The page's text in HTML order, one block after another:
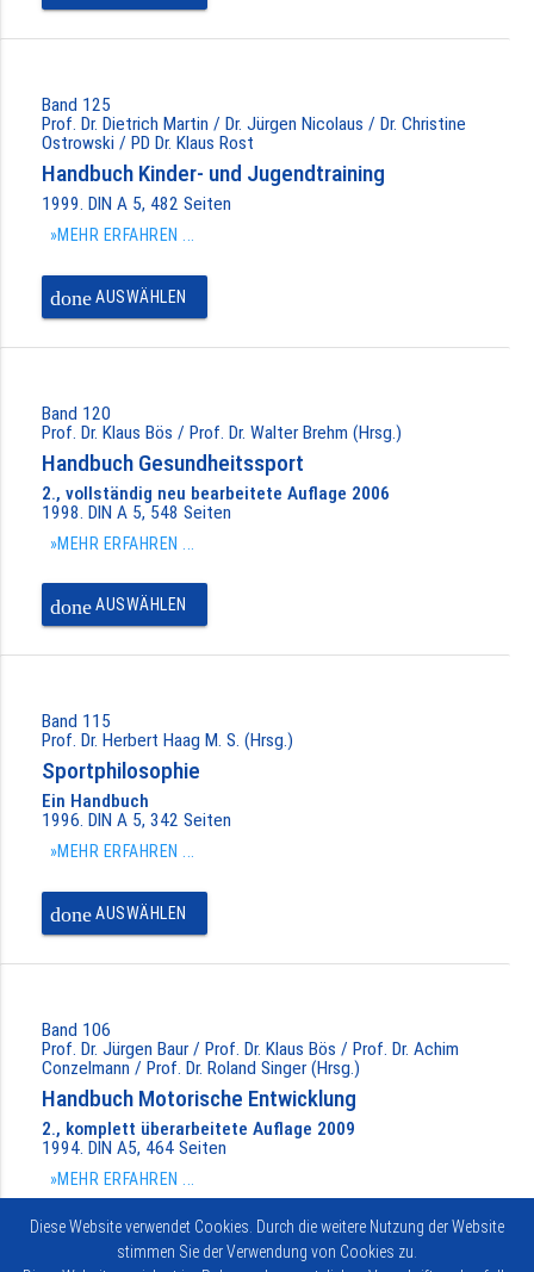
Band 125
Prof. Dr. Dietrich Martin / Dr. Jürgen Nicolaus / Dr. Christine
Ostrowski / PD Dr. Klaus Rost
Handbuch Kinder- und Jugendtraining
1999. DIN A 5, 482 Seiten
»MEHR ERFAHREN ...
doneAUSWÄHLEN
Band 120
Prof. Dr. Klaus Bös / Prof. Dr. Walter Brehm (Hrsg.)
Handbuch Gesundheitssport
2., vollständig neu bearbeitete Auflage 2006
1998. DIN A 5, 548 Seiten
»MEHR ERFAHREN ...
doneAUSWÄHLEN
Band 115
Prof. Dr. Herbert Haag M. S. (Hrsg.)
Sportphilosophie
Ein Handbuch
1996. DIN A 5, 342 Seiten
»MEHR ERFAHREN ...
doneAUSWÄHLEN
Band 106
Prof. Dr. Jürgen Baur / Prof. Dr. Klaus Bös / Prof. Dr. Achim
Conzelmann / Prof. Dr. Roland Singer (Hrsg.)
Handbuch Motorische Entwicklung
2., komplett überarbeitete Auflage 2009
1994. DIN A5, 464 Seiten
»MEHR ERFAHREN ...
BEREITS AUSGEWÄHLT
Diese Website verwendet Cookies. Durch die weitere Nutzung der Website
stimmen Sie der Verwendung von Cookies zu.